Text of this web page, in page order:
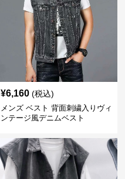
¥6,160 (税込)
メンズ ベスト 背面刺繍入りヴィ
ンテージ風デニムベスト